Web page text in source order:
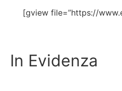
[gview file=”https://
In Evidenza